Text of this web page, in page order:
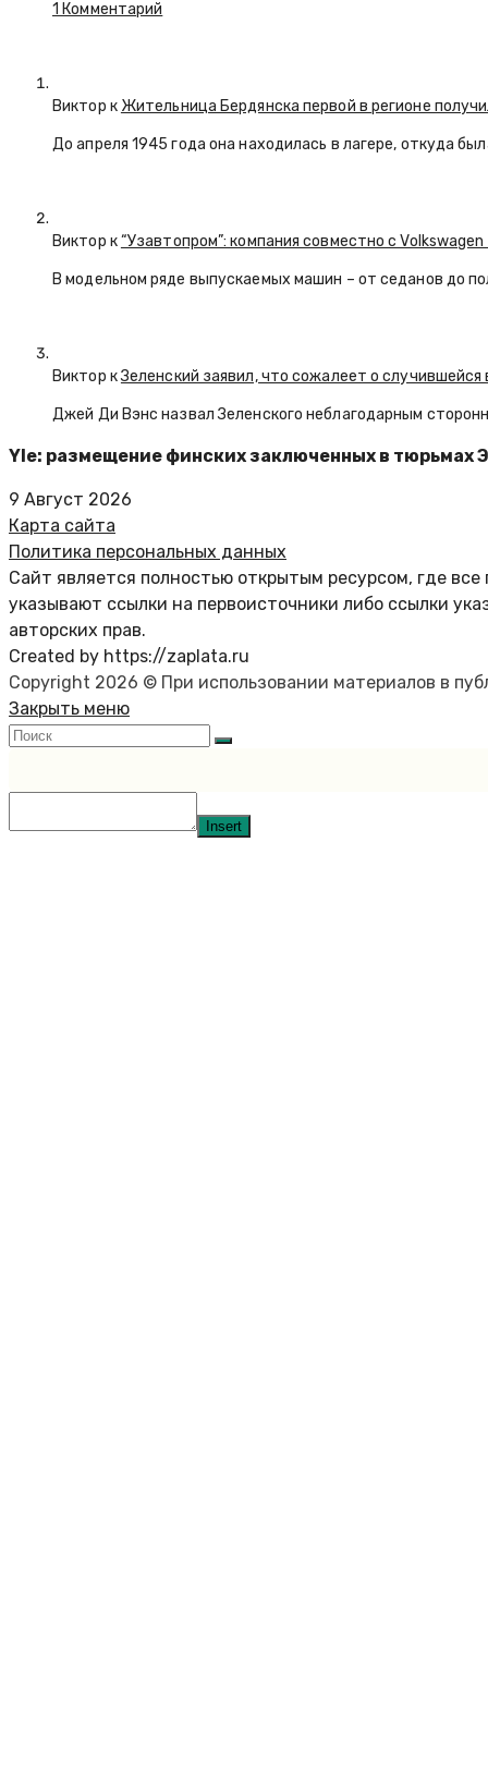
1 Комментарий
Виктор к Жительница Бердянска первой в регионе
До апреля 1945 года она находилась в лагере, откуда
Виктор к“Узавтопром”: компания совместно с
В модельном ряде выпускаемых машин – от седанов до
Виктор кЗеленский заявил, что сожалеет о
Джей Ди Вэнс назвал Зеленского неблагодарным
Yle: размещение финских заключенных в тюрьмах
9 Август 2026
Карта сайта
Политика персональных данных
Сайт является полностью открытым ресурсом, где
указывают ссылки на первоисточники либо ссылки
авторских прав.
Created by https://zaplata.ru
Copyright 2026 © При использовании материалов в
Закрыть меню
Insert